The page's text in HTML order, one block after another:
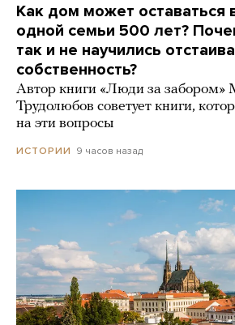
Как дом может оставаться
одной семьи 500 лет?
так и не научились
собственность?
Автор книги «Люди за забором»
Трудолюбов советует книги,
на эти вопросы
ИСТОРИИ 9 часов назад